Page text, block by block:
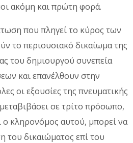
ακόμη και πρώτη φορά.
που πληγεί το κύρος των
το περιουσιακό δικαίωμα της
του δημιουργού συνεπεία
και επανέλθουν στην
οι εξουσίες της πνευματικής
σε τρίτο πρόσωπο,
κληρονόμος αυτού, μπορεί να
του δικαιώματος επί του